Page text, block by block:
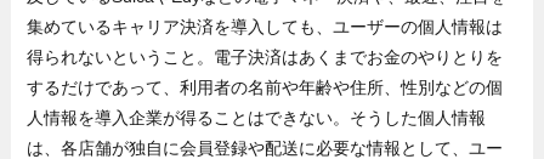
集めているキャリア決済を導入しても、ユーザーの個人情報は
得られないということ。電子決済はあくまでお金のやりとりを
するだけであって、利用者の名前や年齢や住所、性別などの個
人情報を導入企業が得ることはできない。そうした個人情報
は、各店舗が独自に会員登録や配送に必要な情報として、ユー